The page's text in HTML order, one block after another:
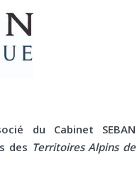
du Cabinet SEBAN
des Territoires Alpins de